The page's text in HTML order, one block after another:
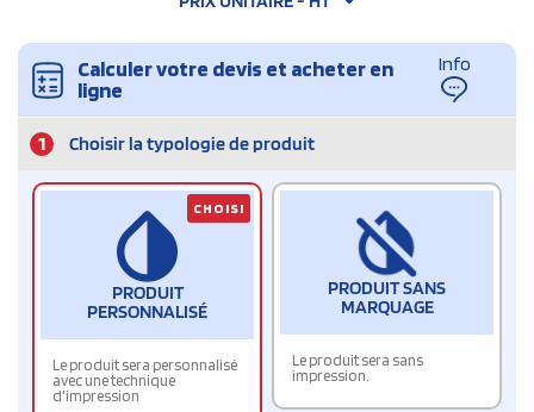
Calculer votre devis et acheter en
ligne
Info
1 Choisir la typologie de produit
PRODUIT
PERSONNALISÉ
Le produit sera personnalisé
avec une technique
d'impression
CHOISI
PRODUIT SANS
MARQUAGE
Le produit sera sans
impression.